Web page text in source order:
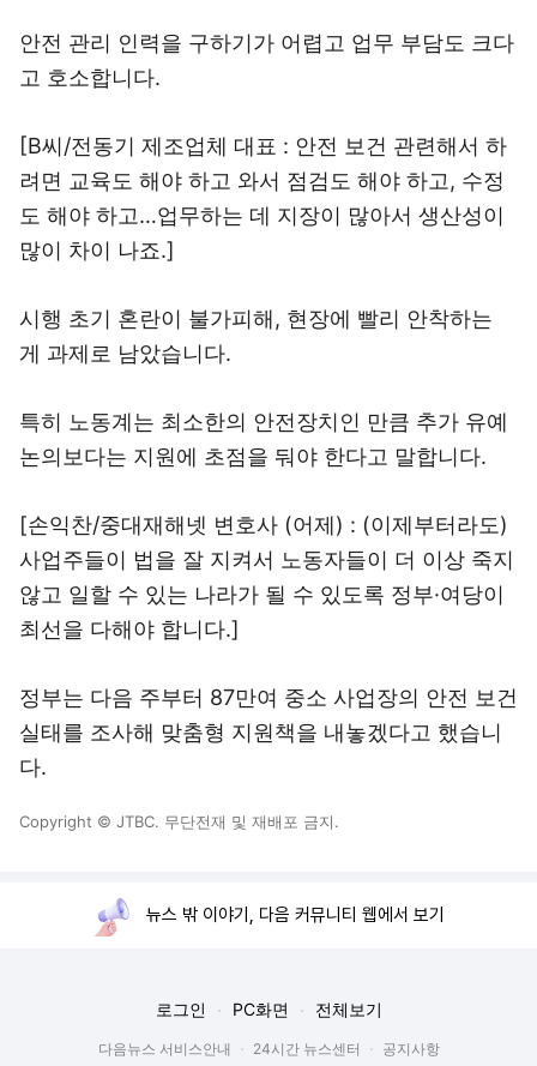
안전 관리 인력을 구하기가 어렵고 업무 부담도 크다
고 호소합니다.
[B씨/전동기 제조업체 대표 : 안전 보건 관련해서 하
려면 교육도 해야 하고 와서 점검도 해야 하고, 수정
도 해야 하고…업무하는 데 지장이 많아서 생산성이
많이 차이 나죠.]
시행 초기 혼란이 불가피해, 현장에 빨리 안착하는
게 과제로 남았습니다.
특히 노동계는 최소한의 안전장치인 만큼 추가 유예
논의보다는 지원에 초점을 둬야 한다고 말합니다.
[손익찬/중대재해넷 변호사 (어제) : (이제부터라도)
사업주들이 법을 잘 지켜서 노동자들이 더 이상 죽지
않고 일할 수 있는 나라가 될 수 있도록 정부·여당이
최선을 다해야 합니다.]
정부는 다음 주부터 87만여 중소 사업장의 안전 보건
실태를 조사해 맞춤형 지원책을 내놓겠다고 했습니
다.
Copyright © JTBC. 무단전재 및 재배포 금지.
뉴스 밖 이야기, 다음 커뮤니티 웹에서 보기
로그인 PC화면 전체보기
다음뉴스 서비스안내 24시간 뉴스센터 공지사항